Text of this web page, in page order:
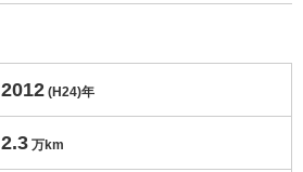
2012 (H24)年
2.3 万km